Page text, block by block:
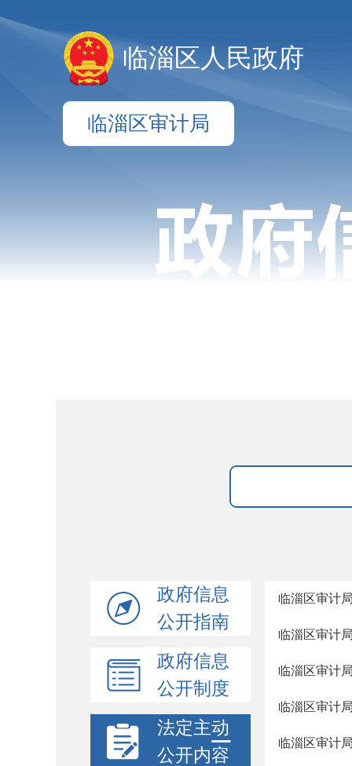
临淄区人民政府
临淄区审计局
政府信息
公开指南
政府信息
公开制度
法定主动
公开内容
临淄区审计
临淄区审计
临淄区审计
临淄区审计
临淄区审计